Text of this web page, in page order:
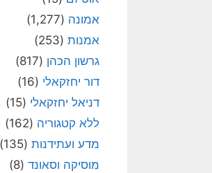
אמונה (1,277)
אמנות (253)
גרשון הכהן (817)
דור יחזקאלי (16)
דניאל יחזקאלי (15)
ללא קטגוריה (162)
מדע ועתידנות (135)
מוסיקה וסאונד (8)